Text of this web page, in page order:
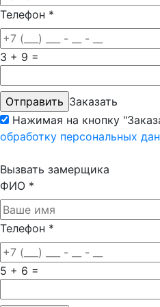
Телефон *
3 + 9 =
Заказать
Нажимая на кнопку
обработку персональных
Вызвать замерщика
ФИО *
Телефон *
5 + 6 =